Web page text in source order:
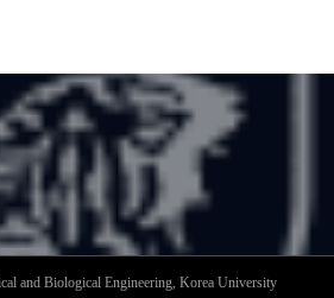
and Biological Engineering, Korea University